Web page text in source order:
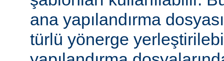
ana yapılandırma
türlü yönerge